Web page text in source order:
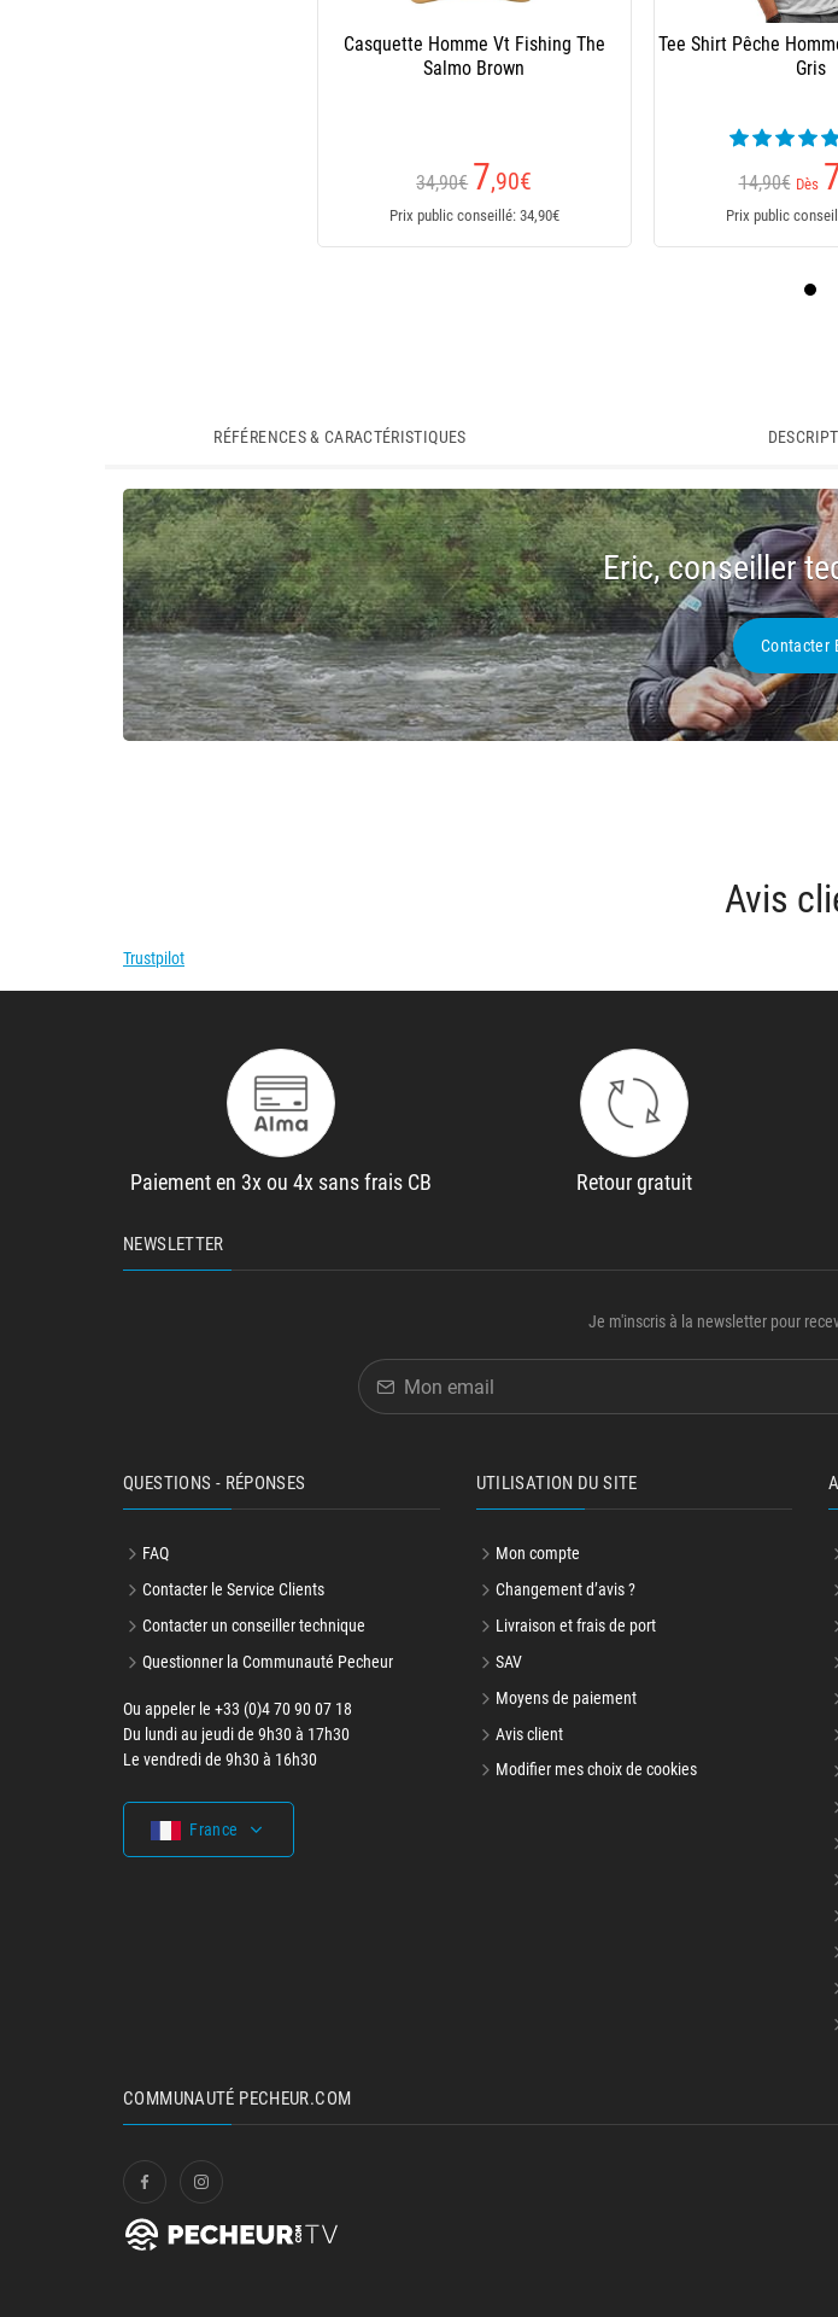
Casquette Homme Vt Fishing The
Salmo Brown
34,90€ 7,90€
Prix public conseillé: 34,90€
Tee Shirt Pêche
Gris
14,90€ Dès
Prix public
RÉFÉRENCES & CARACTÉRISTIQUES
Eric, conseiller
Contacter
Avis
Trustpilot
Paiement en 3x ou 4x sans frais CB Retour gratuit
NEWSLETTER
Je m'inscris à la newsletter pour
QUESTIONS - RÉPONSES
FAQ
Contacter le Service Clients
Contacter un conseiller technique
Questionner la Communauté Pecheur
Ou appeler le +33 (0)4 70 90 07 18
Du lundi au jeudi de 9h30 à 17h30
Le vendredi de 9h30 à 16h30
France
UTILISATION DU SITE
Mon compte
Changement d’avis ?
Livraison et frais de port
SAV
Moyens de paiement
Avis client
Modifier mes choix de cookies
COMMUNAUTÉ PECHEUR.COM